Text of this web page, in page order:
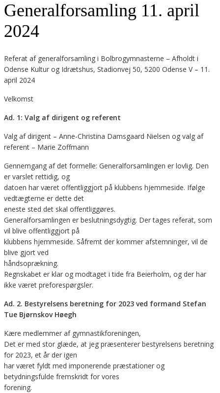
Generalforsamling 11. april
2024
Referat af generalforsamling i Bolbrogymnasterne – Afholdt i
Odense Kultur og Idrætshus, Stadionvej 50, 5200 Odense V – 11.
april 2024
Velkomst
Ad. 1: Valg af dirigent og referent
Valg af dirigent – Anne-Christina Damsgaard Nielsen og valg af
referent – Marie Zoffmann
Gennemgang af det formelle: Generalforsamlingen er lovlig. Den
er varslet rettidig, og
datoen har været offentliggjort på klubbens hjemmeside. Ifølge
vedtægterne er dette det
eneste sted det skal offentliggøres.
Generalforsamlingen er beslutningsdygtig. Der tages referat, som
vil blive offentliggjort på
klubbens hjemmeside. Såfremt der kommer afstemninger, vil de
blive gjort ved
håndsoprækning.
Regnskabet er klar og modtaget i tide fra Beierholm, og der har
ikke været preforespørgsler.
Ad. 2. Bestyrelsens beretning for 2023 ved formand Stefan
Tue Bjørnskov Høegh
Kære medlemmer af gymnastikforeningen,
Det er med stor glæde, at jeg præsenterer bestyrelsens beretning
for 2023, et år der igen
har været fyldt med imponerende præstationer og
betydningsfulde fremskridt for vores
forening.